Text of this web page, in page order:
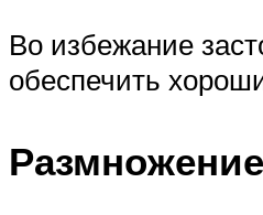
Во избежание
обеспечить
Размножение